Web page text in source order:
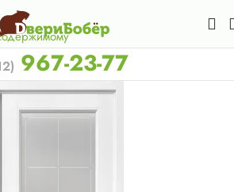
км. от КАД.
967-23-77